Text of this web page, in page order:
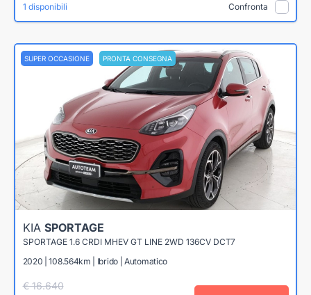
1 disponibili Confronta
SUPER OCCASIONE PRONTA CONSEGNA
KIA SPORTAGE
SPORTAGE 1.6 CRDI MHEV GT LINE 2WD 136CV DCT7
2020 | 108.564km | Ibrido | Automatico
€ 16.640